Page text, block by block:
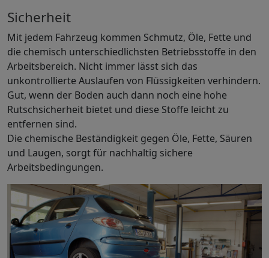
Sicherheit
Mit jedem Fahrzeug kommen Schmutz, Öle, Fette und
die chemisch unterschiedlichsten Betriebsstoffe in den
Arbeitsbereich. Nicht immer lässt sich das
unkontrollierte Auslaufen von Flüssigkeiten verhindern.
Gut, wenn der Boden auch dann noch eine hohe
Rutschsicherheit bietet und diese Stoffe leicht zu
entfernen sind.
Die chemische Beständigkeit gegen Öle, Fette, Säuren
und Laugen, sorgt für nachhaltig sichere
Arbeitsbedingungen.